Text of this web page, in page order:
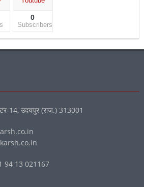
0
Subscribers
14, उदयपुर (राज.) 313001
94 13 021167